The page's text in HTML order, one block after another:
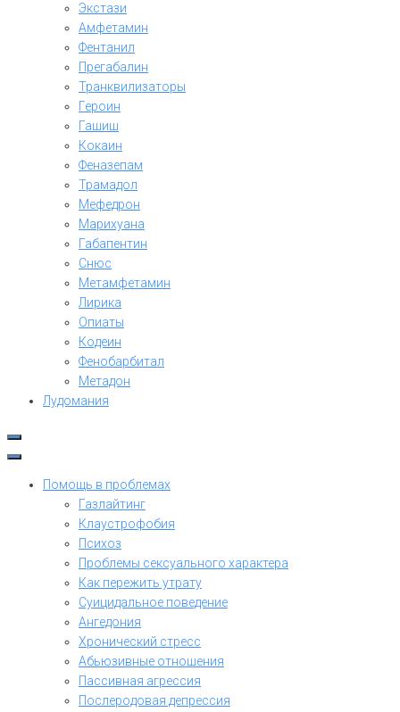
Экстази
Амфетамин
Фентанил
Прегабалин
Транквилизаторы
Героин
Гашиш
Кокаин
Феназепам
Трамадол
Мефедрон
Марихуана
Габапентин
Снюс
Метамфетамин
Лирика
Опиаты
Кодеин
Фенобарбитал
Метадон
Лудомания
Помощь в проблемах
Газлайтинг
Клаустрофобия
Психоз
Проблемы сексуального характера
Как пережить утрату
Суицидальное поведение
Ангедония
Хронический стресс
Абьюзивные отношения
Пассивная агрессия
Послеродовая депрессия